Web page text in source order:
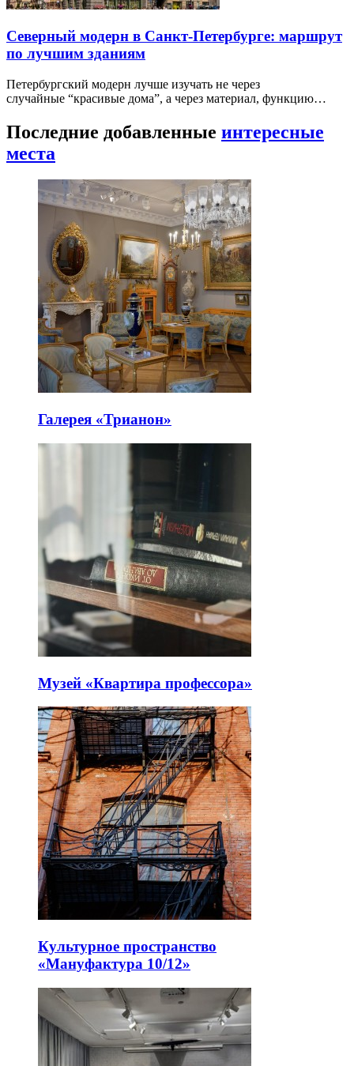
Северный модерн в Санкт-Петербурге: маршрут
по лучшим зданиям
Петербургский модерн лучше изучать не через
случайные “красивые дома”, а через материал, функцию…
Последние добавленные интересные
места
Галерея «Трианон»
Музей «Квартира профессора»
Культурное пространство
«Мануфактура 10/12»